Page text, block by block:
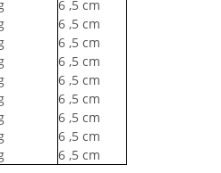
6 ,5 cm
6 ,5 cm
6 ,5 cm
6 ,5 cm
6 ,5 cm
6 ,5 cm
6 ,5 cm
6 ,5 cm
6 ,5 cm